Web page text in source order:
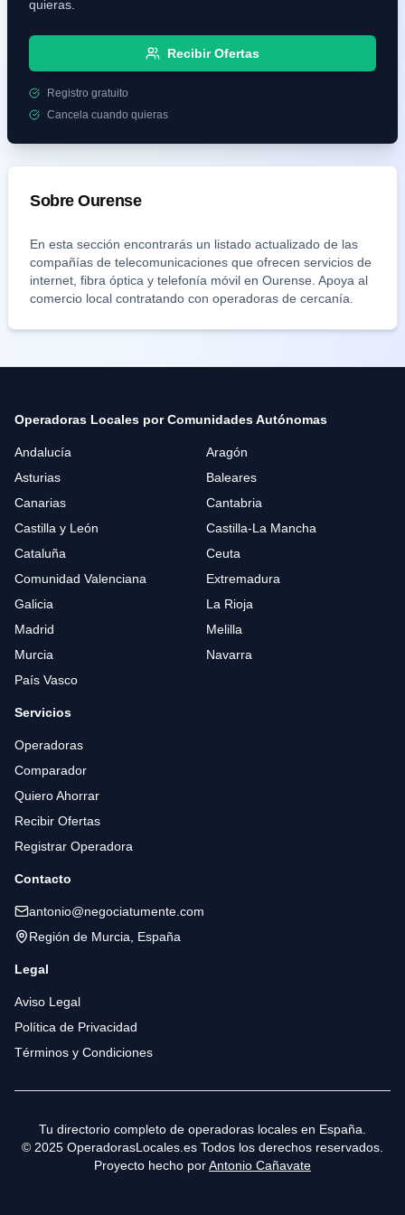
quieras.
Recibir Ofertas
Registro gratuito
Cancela cuando quieras
SobreOurense
En esta sección encontrarás un listado actualizado de las
compañías de telecomunicaciones que ofrecen servicios de
internet, fibra óptica y telefonía móvil en Ourense . Apoya al
comercio local contratando con operadoras de cercanía.
Operadoras Locales por Comunidades Autónomas
Andalucía
Aragón
Asturias
Baleares
Canarias
Cantabria
Castilla y León
Castilla-La Mancha
Cataluña
Ceuta
Comunidad Valenciana
Extremadura
Galicia
La Rioja
Madrid
Melilla
Murcia
Navarra
País Vasco
Servicios
Operadoras
Comparador
Quiero Ahorrar
Recibir Ofertas
Registrar Operadora
Contacto
antonio@negociatumente.com
Región de Murcia, España
Legal
Aviso Legal
Política de Privacidad
Términos y Condiciones
Tu directorio completo de operadoras locales en España.
© 2025 OperadorasLocales.es Todos los derechos reservados.
Proyecto hecho porAntonio Cañavate